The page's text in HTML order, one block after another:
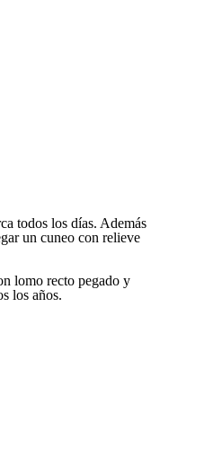
todos los días. Además
un cuneo con relieve
lomo recto pegado y
los años.